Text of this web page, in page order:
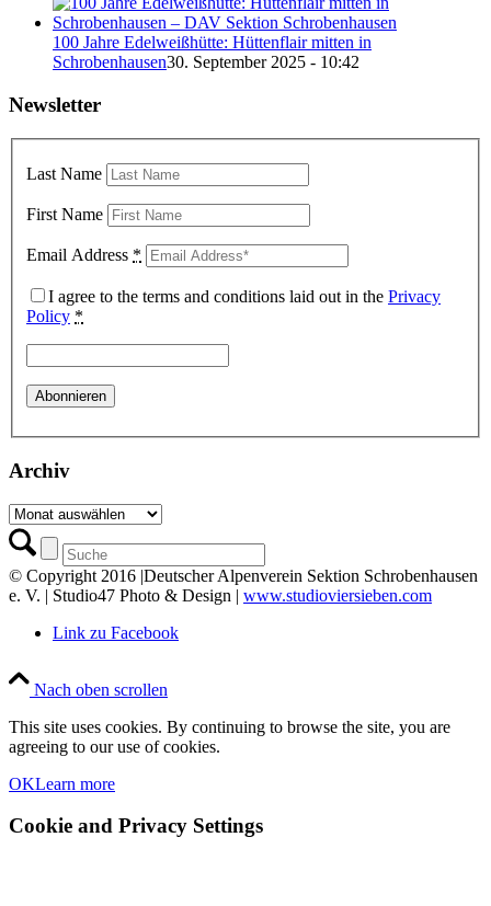
100 Jahre Edelweißhütte: Hüttenflair mitten in
Schrobenhausen30. September 2025 - 10:42
Newsletter
Last Name
First Name
Email Address *
I agree to the terms and conditions laid out in the Privacy
Policy *
Archiv
Archiv
© Copyright 2016 |Deutscher Alpenverein Sektion Schrobenhausen
e. V. | Studio47 Photo & Design | www.studioviersieben.com
Link zu Facebook
Nach oben scrollen
This site uses cookies. By continuing to browse the site, you are
agreeing to our use of cookies.
OKLearn more
Cookie and Privacy Settings